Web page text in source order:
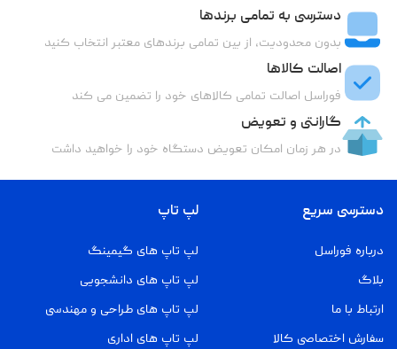
دسترسی به تمامی برندها
بدون محدودیت، از بین تمامی برندهای معتبر انتخاب کنید
اصالت کالاها
فوراسل اصالت تمامی کالاهای خود را تضمین می کند
گارانتی و تعویض
در هر زمان امکان تعویض دستگاه خود را خواهید داشت
دسترسی سریع
درباره فوراسل
بلاگ
ارتباط با ما
سفارش اختصاصی کالا
لپ تاپ
لپ تاپ های گیمینگ
لپ تاپ های دانشجویی
لپ تاپ های طراحی و مهندسی
لپ تاپ های اداری